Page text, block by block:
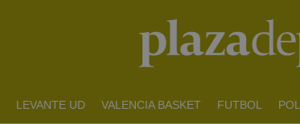
LEVANTE UD VALENCIA BASKET FUTBOL